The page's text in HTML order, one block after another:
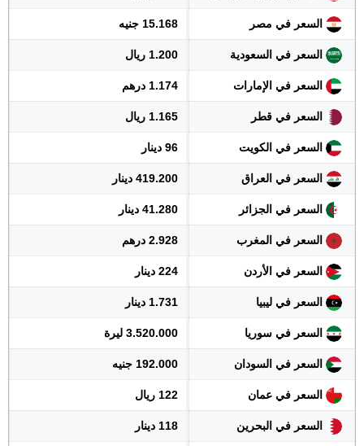
السعر في مصر 15.168 جنيه
السعر في السعودية 1.200 ريال
السعر في الإمارات 1.174 درهم
السعر في قطر 1.165 ريال
السعر في الكويت 96 دينار
السعر في العراق 419.200 دينار
السعر في الجزائر 41.280 دينار
السعر في المغرب 2.928 درهم
السعر في الأردن 224 دينار
السعر في ليبيا 1.731 دينار
السعر في سوريا 3.520.000 ليرة
السعر في السودان 192.000 جنيه
السعر في عمان 122 ريال
السعر في البحرين 118 دينار